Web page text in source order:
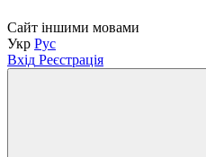
Сайт іншими мовами
Укр Рус
Вхід Реєстрація